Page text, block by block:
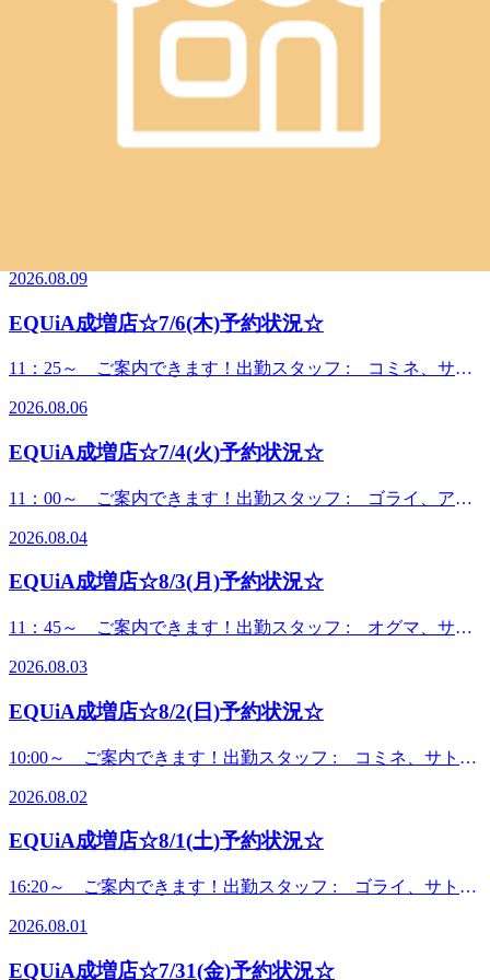
WEB予約する
03-6915-6495
最近のブログ
ノ ++++++++++++++++++++++++++++++++++++++++++ 8月
に入り、夏の暑さで「身体が重だるい」「疲れが抜けない」
と感じていませんか？そんな時は、心も体もパッとほぐして
ひんやりホッと一息つきませんか？🌸～🍧8月のワクワクキ
ャンペーン🍧～【ハズレなし！夏祭りチケットキャンペーン
チケット」を1枚引いていただけます🎟️✨気になる特典内容
目の疲れに✨）ネックリンパ 10分無料（首・肩をスッキ
リ！🌱）おなかケア 10分無料（お腹や腰周りの筋肉のこわ
ばりを緩和💡）オイルハンドケア 20分無料（腕や手の疲れ
を心地よくケアケア贅沢タイム選べる贅沢タイム👐）ボディ
ケアのお好きなコース半額フットケアのお好きなコース半額
どれが当たっても嬉しい、夏だけの特別企画です🎁「夏のモ
ヤモヤを吹き飛ばしたい！」「いつものコースにちょっと贅
沢をプラスしたい！」という方にピッタリのスペシャルイベ
の爽快バージョンへの変更も可能です！こちらもオススメ！
すだけではなかなか取れない奥の疲れには、ストレッチが効
き伸ばすことで、まるで全身のスイッチが切り替わるような
解放感を味わえます👍まずは深呼吸をしに、お気軽にお立ち
寄りください🌸皆様のご来店を心よりおまちしております
🥰 +++++++++++++++++++++++++++++++++++++++++✨🎉
成増店限定 お得な回数券🎉✨コースメニューが1回あたり
かなりお得にご利用できます。この機会に是非お買い求めく
￥15600(1回あたり500円お得！)60分 2回券 ￥14000(1回あ
2026.08.09
EQUiA成増店☆7/6(木)予約状況☆
11：25～ ご案内できます！出勤スタッフ : コミネ、サト
ノ ++++++++++++++++++++++++++++++++++++++++++ 8月
に入り、夏の暑さで「身体が重だるい」「疲れが抜けない」
と感じていませんか？そんな時は、心も体もパッとほぐして
ひんやりホッと一息つきませんか？🌸～🍧8月のワクワクキ
ャンペーン🍧～【ハズレなし！夏祭りチケットキャンペーン
開催🎉】今月ご来店いただいたお客様限定！くじで「夏祭り
チケット」を1枚引いていただけます🎟️✨気になる特典内容
目の疲れに✨）ネックリンパ 10分無料（首・肩をスッキ
リ！🌱）おなかケア 10分無料（お腹や腰周りの筋肉のこわ
ばりを緩和💡）オイルハンドケア 20分無料（腕や手の疲れ
を心地よくケアケア贅沢タイム選べる贅沢タイム👐）ボディ
ケアのお好きなコース半額フットケアのお好きなコース半額
どれが当たっても嬉しい、夏だけの特別企画です🎁「夏のモ
ヤモヤを吹き飛ばしたい！」「いつものコースにちょっと贅
沢をプラスしたい！」という方にピッタリのスペシャルイベ
の爽快バージョンへの変更も可能です！こちらもオススメ！
すだけではなかなか取れない奥の疲れには、ストレッチが効
き伸ばすことで、まるで全身のスイッチが切り替わるような
解放感を味わえます👍まずは深呼吸をしに、お気軽にお立ち
2026.08.06
EQUiA成増店☆7/4(火)予約状況☆
11：00～ ご案内できます！出勤スタッフ : ゴライ、アオ
ノ ++++++++++++++++++++++++++++++++++++++++++ 8月
に入り、夏の暑さで「身体が重だるい」「疲れが抜けない」
と感じていませんか？そんな時は、心も体もパッとほぐして
ひんやりホッと一息つきませんか？🌸～🍧8月のワクワクキ
ャンペーン🍧～【ハズレなし！夏祭りチケットキャンペーン
チケット」を1枚引いていただけます🎟️✨気になる特典内容
目の疲れに✨）ネックリンパ 10分無料（首・肩をスッキ
リ！🌱）おなかケア 10分無料（お腹や腰周りの筋肉のこわ
ばりを緩和💡）オイルハンドケア 20分無料（腕や手の疲れ
を心地よくケアケア贅沢タイム選べる贅沢タイム👐）ボディ
ケアのお好きなコース半額フットケアのお好きなコース半額
どれが当たっても嬉しい、夏だけの特別企画です🎁「夏のモ
ヤモヤを吹き飛ばしたい！」「いつものコースにちょっと贅
沢をプラスしたい！」という方にピッタリのスペシャルイベ
の爽快バージョンへの変更も可能です！こちらもオススメ！
2026.08.04
EQUiA成増店☆8/3(月)予約状況☆
11：45～ ご案内できます！出勤スタッフ : オグマ、サト
イ ++++++++++++++++++++++++++++++++++++++++++ 8月
に入り、夏の暑さで「身体が重だるい」「疲れが抜けない」
と感じていませんか？そんな時は、心も体もパッとほぐして
ひんやりホッと一息つきませんか？🌸～🍧8月のワクワクキ
ャンペーン🍧～【ハズレなし！夏祭りチケットキャンペーン
開催🎉】今月ご来店いただいたお客様限定！くじで「夏祭り
チケット」を1枚引いていただけます🎟️✨気になる特典内容
目の疲れに✨）ネックリンパ 10分無料（首・肩をスッキ
リ！🌱）おなかケア 10分無料（お腹や腰周りの筋肉のこわ
ばりを緩和💡）オイルハンドケア 20分無料（腕や手の疲れ
を心地よくケアケア贅沢タイム選べる贅沢タイム👐）ボディ
2026.08.03
EQUiA成増店☆8/2(日)予約状況☆
10:00～ ご案内できます！出勤スタッフ : コミネ、サト
ノ ++++++++++++++++++++++++++++++++++++++++++ 8月
に入り、夏の暑さで「身体が重だるい」「疲れが抜けない」
と感じていませんか？そんな時は、心も体もパッとほぐして
ひんやりホッと一息つきませんか？🌸～🍧8月のワクワクキ
ャンペーン🍧～【ハズレなし！夏祭りチケットキャンペーン
チケット」を1枚引いていただけます🎟️✨気になる特典内容
2026.08.02
EQUiA成増店☆8/1(土)予約状況☆
16:20～ ご案内できます！出勤スタッフ : ゴライ、サト
ノ ++++++++++++++++++++++++++++++++++++++++++ 8月
に入り、夏の暑さで「身体が重だるい」「疲れが抜けない」
2026.08.01
EQUiA成増店☆7/31(金)予約状況☆